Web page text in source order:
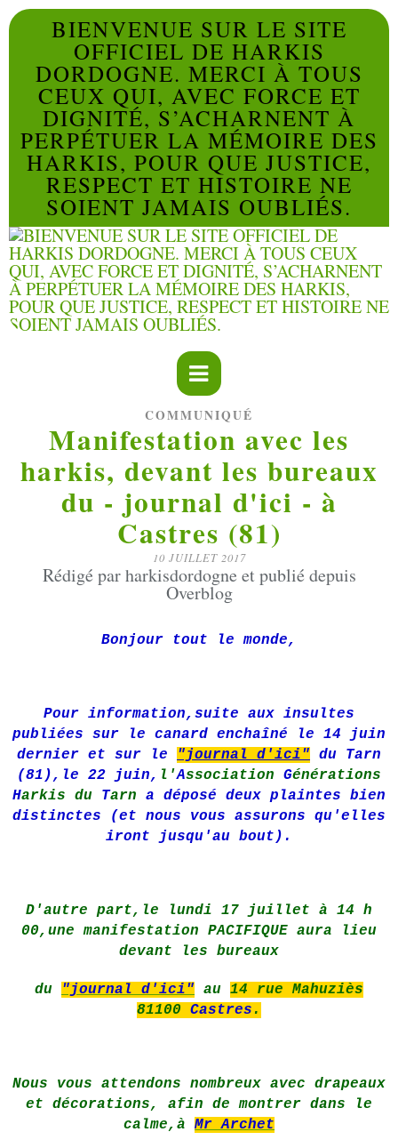
BIENVENUE SUR LE SITE
OFFICIEL DE HARKIS
DORDOGNE. MERCI À TOUS
CEUX QUI, AVEC FORCE ET
DIGNITÉ, S’ACHARNENT À
PERPÉTUER LA MÉMOIRE DES
HARKIS, POUR QUE JUSTICE,
RESPECT ET HISTOIRE NE
SOIENT JAMAIS OUBLIÉS.
COMMUNIQUÉ
Manifestation avec les
harkis, devant les bureaux
du - journal d'ici - à
Castres (81)
10 JUILLET 2017
Rédigé par harkisdordogne et publié depuis
Overblog
Bonjour tout le monde,
Pour information,suite aux insultes
publiées sur le canard enchaîné le 14 juin
dernier et sur le
"journal d'ici" du Tarn
(81),le 22 juin, l'Association Générations
Harkis du Tarn a déposé deux plaintes bien
distinctes (et nous vous assurons qu'elles
iront jusqu'au bout).
D'autre part,le lundi 17 juillet à 14 h
00,une manifestation PACIFIQUE aura lieu
devant les bureaux
du "journal d'ici" au 14 rue Mahuziès
81100 Castres .
Nous vous attendons nombreux avec drapeaux
et décorations, afin de montrer dans le
calme,à Mr Archet